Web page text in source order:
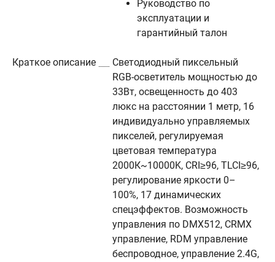
Руководство по
эксплуатации и
гарантийный талон
Краткое описание
Светодиодный пиксельный
RGB-осветитель мощностью до
33Вт, освещенность до 403
люкс на расстоянии 1 метр, 16
индивидуально управляемых
пикселей, регулируемая
цветовая температура
2000К~10000K, CRI≥96, TLCI≥96,
регулирование яркости 0–
100%, 17 динамических
спецэффектов. Возможность
управления по DMX512, CRMX
управление, RDM управление
беспроводное, управление 2.4G,